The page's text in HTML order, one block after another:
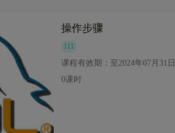
操作步骤
111
课程有效期： 至2024年07月31日
0课时